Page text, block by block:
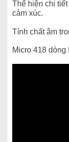
Thể hiện chi
cảm xúc.
Tính chất âm
Micro 418 dòng